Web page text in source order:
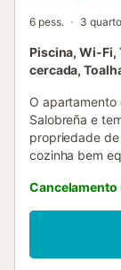
6 pess. 3
Piscina, Wi-Fi,
cercada,
O apartamento
Salobreña e
propriedade de
cozinha bem
comodidades
máquina de
disponível um
dispõe de
pode relaxar à
Cancelamento